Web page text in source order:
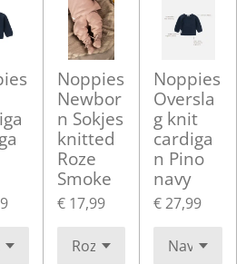
Noppies
Newbor
n Sokjes
knitted
Roze
Smoke
€ 17,99
Noppies
Oversla
g knit
cardiga
n Pino
navy
€ 27,99